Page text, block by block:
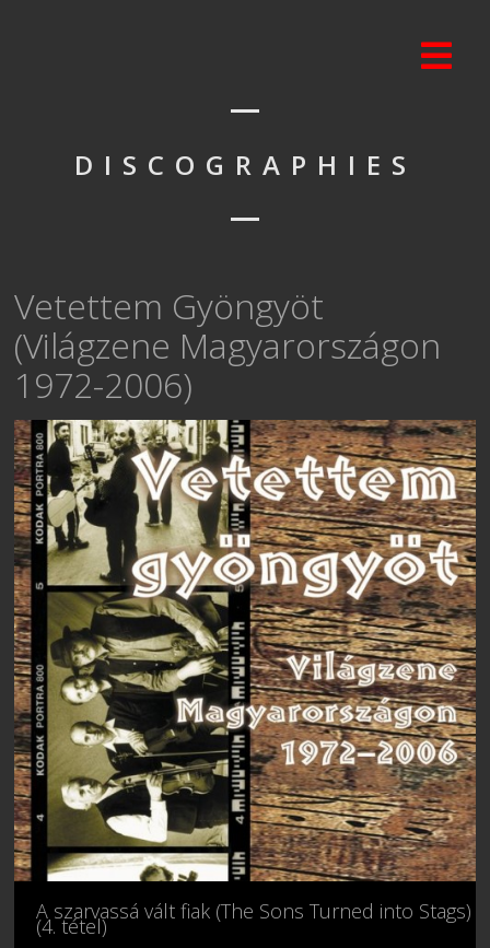
DISCOGRAPHIES
Vetettem Gyöngyöt
(Világzene Magyarországon
1972-2006)
A szarvassá vált fiak (The Sons Turned into Stags)
(4. tétel)